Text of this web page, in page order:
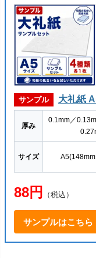
サンプル 大礼紙
厚み
0.1mm／
サイズ
88円 （税込）
サンプルはこちら